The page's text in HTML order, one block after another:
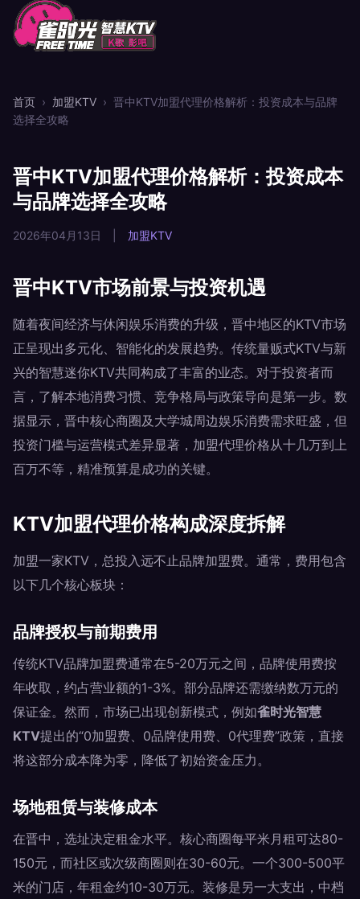
首页 › 加盟KTV › 晋中KTV加盟代理价格解析：投资成本与品牌
选择全攻略
晋中KTV加盟代理价格解析：投资成本
与品牌选择全攻略
2026年04月13日 加盟KTV
晋中KTV市场前景与投资机遇
随着夜间经济与休闲娱乐消费的升级，晋中地区的KTV市场
正呈现出多元化、智能化的发展趋势。传统量贩式KTV与新
兴的智慧迷你KTV共同构成了丰富的业态。对于投资者而
言，了解本地消费习惯、竞争格局与政策导向是第一步。数
据显示，晋中核心商圈及大学城周边娱乐消费需求旺盛，但
投资门槛与运营模式差异显著，加盟代理价格从十几万到上
百万不等，精准预算是成功的关键。
KTV加盟代理价格构成深度拆解
加盟一家KTV，总投入远不止品牌加盟费。通常，费用包含
以下几个核心板块：
品牌授权与前期费用
传统KTV品牌加盟费通常在5-20万元之间，品牌使用费按
年收取，约占营业额的1-3%。部分品牌还需缴纳数万元的
保证金。然而，市场已出现创新模式，例如雀时光智慧
KTV提出的“0加盟费、0品牌使用费、0代理费”政策，直接
将这部分成本降为零，降低了初始资金压力。
场地租赁与装修成本
在晋中，选址决定租金水平。核心商圈每平米月租可达80-
150元，而社区或次级商圈则在30-60元。一个300-500平
米的门店，年租金约10-30万元。装修是另一大支出，中档